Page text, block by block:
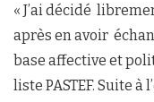
« J’ai décidé
après en avoir
base affective et
liste PASTEF. Suite à